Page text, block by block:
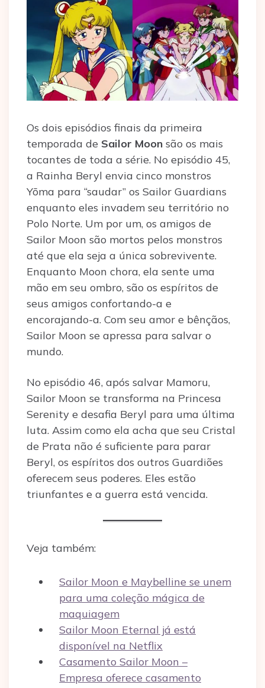
Os dois episódios finais da primeira
temporada de Sailor Moon são os mais
tocantes de toda a série. No episódio 45,
a Rainha Beryl envia cinco monstros
Yōma para “saudar” os Sailor Guardians
enquanto eles invadem seu território no
Polo Norte. Um por um, os amigos de
Sailor Moon são mortos pelos monstros
até que ela seja a única sobrevivente.
Enquanto Moon chora, ela sente uma
mão em seu ombro, são os espíritos de
seus amigos confortando-a e
encorajando-a. Com seu amor e bênçãos,
Sailor Moon se apressa para salvar o
mundo.
No episódio 46, após salvar Mamoru,
Sailor Moon se transforma na Princesa
Serenity e desafia Beryl para uma última
luta. Assim como ela acha que seu Cristal
de Prata não é suficiente para parar
Beryl, os espíritos dos outros Guardiões
oferecem seus poderes. Eles estão
triunfantes e a guerra está vencida.
Veja também:
Sailor Moon e Maybelline se unem
para uma coleção mágica de
maquiagem
Sailor Moon Eternal já está
disponível na Netflix
Casamento Sailor Moon –
Empresa oferece casamento